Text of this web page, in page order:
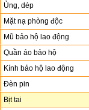
Ủng, dép
Mặt nạ phòng độc
Mũ bảo hộ lao động
Quần áo bảo hộ
Kính bảo hộ lao động
Đèn pin
Bịt tai